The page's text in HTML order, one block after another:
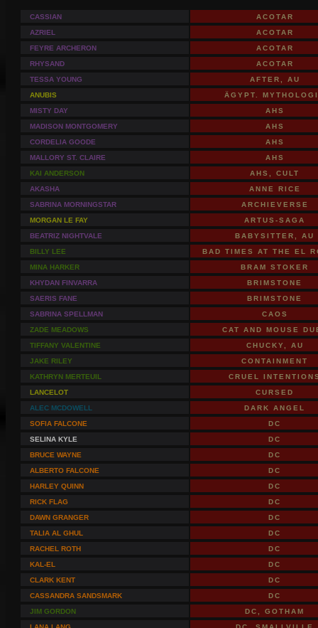
CASSIAN
ACOTAR
AZRIEL
ACOTAR
FEYRE ARCHERON
ACOTAR
RHYSAND
ACOTAR
TESSA YOUNG
AFTER, AU
ANUBIS
ÄGYPT.
MISTY DAY
AHS
MADISON MONTGOMERY
AHS
CORDELIA GOODE
AHS
MALLORY ST. CLAIRE
AHS
KAI ANDERSON
AHS, CULT
AKASHA
ANNE RICE
SABRINA MORNINGSTAR
ARCHIEVERSE
MORGAN LE FAY
ARTUS-SAGA
BEATRIZ NIGHTVALE
BABYSITTER, AU
BILLY LEE
BAD TIMES AT THE EL
MINA HARKER
BRAM STOKER
KHYDAN FINVARRA
BRIMSTONE
SAERIS FANE
BRIMSTONE
SABRINA SPELLMAN
CAOS
ZADE MEADOWS
CAT AND MOUSE
TIFFANY VALENTINE
CHUCKY, AU
JAKE RILEY
CONTAINMENT
KATHRYN MERTEUIL
CRUEL
LANCELOT
CURSED
ALEC MCDOWELL
DARK ANGEL
SOFIA FALCONE
DC
SELINA KYLE
DC
BRUCE WAYNE
DC
ALBERTO FALCONE
DC
HARLEY QUINN
DC
RICK FLAG
DC
DAWN GRANGER
DC
TALIA AL GHUL
DC
RACHEL ROTH
DC
KAL-EL
DC
CLARK KENT
DC
CASSANDRA SANDSMARK
DC
JIM GORDON
DC, GOTHAM